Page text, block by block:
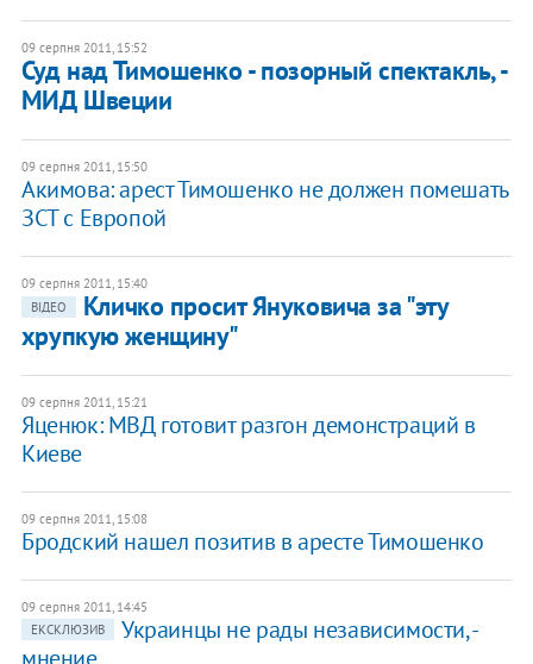
09 серпня 2011, 15:52
Суд над Тимошенко - позорный спектакль, -
МИД Швеции
09 серпня 2011, 15:50
Акимова: арест Тимошенко не должен помешать
ЗСТ с Европой
09 серпня 2011, 15:40
ВІДЕО
Кличко просит Януковича за "эту
хрупкую женщину"
09 серпня 2011, 15:21
Яценюк: МВД готовит разгон демонстраций в
Киеве
09 серпня 2011, 15:08
Бродский нашел позитив в аресте Тимошенко
09 серпня 2011, 14:45
ЕКСКЛЮЗИВ
Украинцы не рады независимости, -